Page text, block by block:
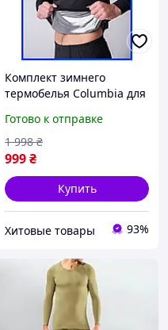
Комплект зимнего
термобелья Columbia для
термобелье Columbia
военное зсу д| ХИТОВЫЙ
Готово к отправке
999₴
1 998 ₴
Купить
Хитовые товары 93%